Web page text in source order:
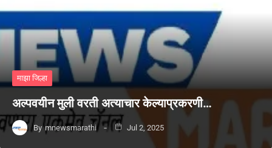
माझा जिल्हा
अल्पवयीन मुली वरती अत्याचार केल्याप्रकरणी…
By mnewsmarathi Jul 2, 2025